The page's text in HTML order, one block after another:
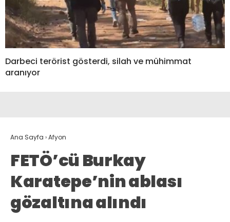
Darbeci terörist gösterdi, silah ve mühimmat
aranıyor
Ana Sayfa ›Afyon
FETÖ’cü Burkay
Karatepe’nin ablası
gözaltına alındı